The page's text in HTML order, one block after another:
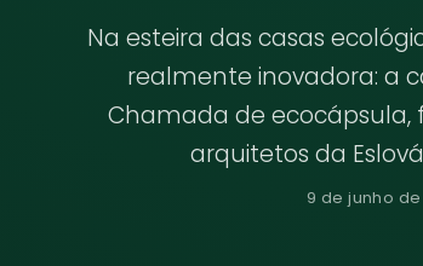
Na esteira das casas
realmente inovadora: a
Chamada de ecocápsula,
arquitetos da
9 de junho de